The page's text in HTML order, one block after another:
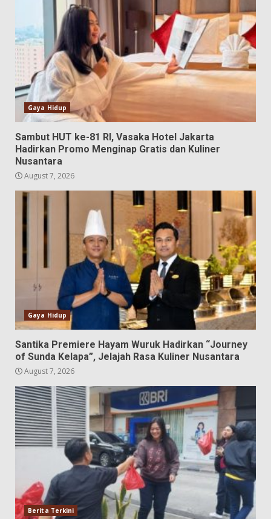
Gaya Hidup
Sambut HUT ke-81 RI, Vasaka Hotel Jakarta
Hadirkan Promo Menginap Gratis dan Kuliner
Nusantara
August 7, 2026
Gaya Hidup
Santika Premiere Hayam Wuruk Hadirkan “Journey
of Sunda Kelapa”, Jelajah Rasa Kuliner Nusantara
August 7, 2026
Berita Terkini